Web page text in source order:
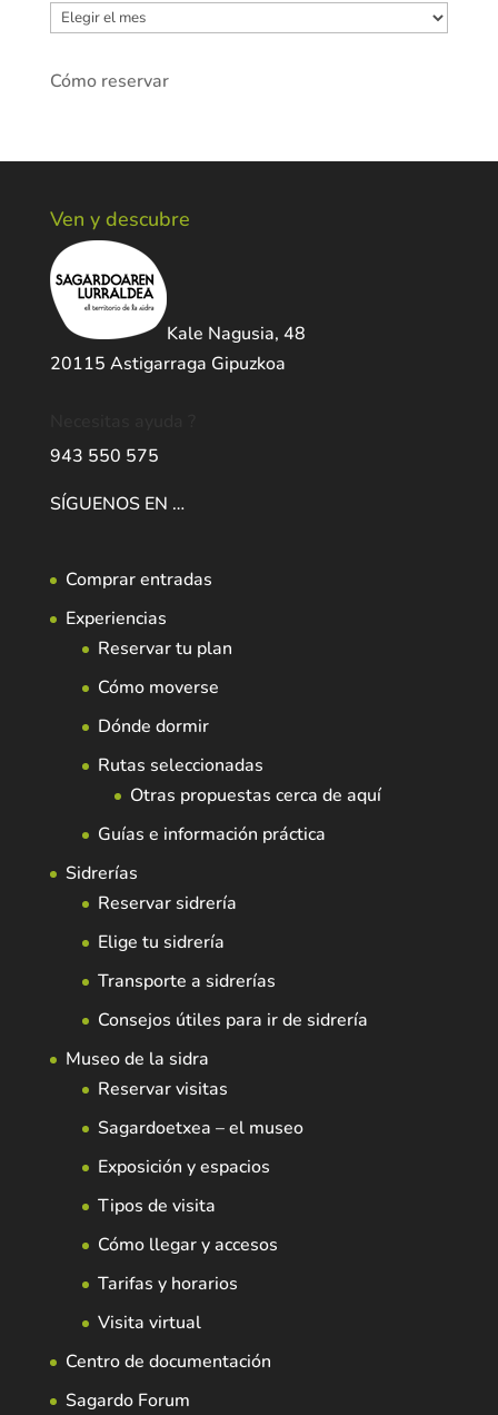
Archivos
Cómo reservar
Ven y descubre
Kale Nagusia, 48
20115 Astigarraga Gipuzkoa
943 550 575
SÍGUENOS EN …
Comprar entradas
Experiencias
Reservar tu plan
Cómo moverse
Dónde dormir
Rutas seleccionadas
Otras propuestas cerca de aquí
Guías e información práctica
Sidrerías
Reservar sidrería
Elige tu sidrería
Transporte a sidrerías
Consejos útiles para ir de sidrería
Museo de la sidra
Reservar visitas
Sagardoetxea – el museo
Exposición y espacios
Tipos de visita
Cómo llegar y accesos
Tarifas y horarios
Visita virtual
Centro de documentación
Sagardo Forum